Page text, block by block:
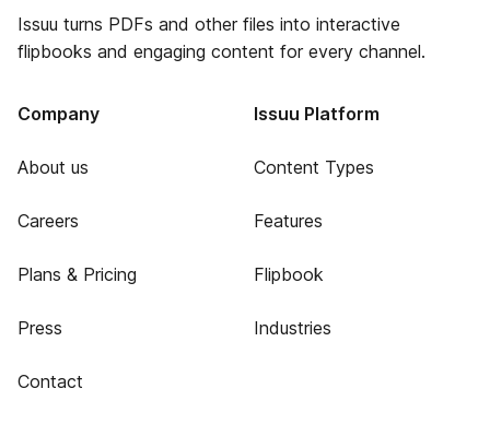
Issuu turns PDFs and other files into interactive
flipbooks and engaging content for every channel.
Company
About us
Careers
Plans & Pricing
Press
Contact
Issuu Platform
Content Types
Features
Flipbook
Industries